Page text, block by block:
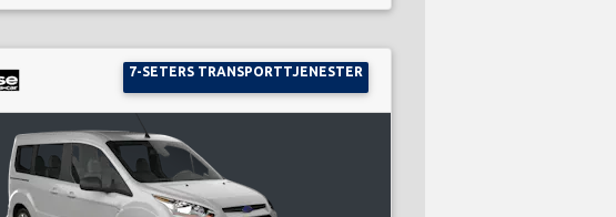
7-SETERS TRANSPORTTJENESTER